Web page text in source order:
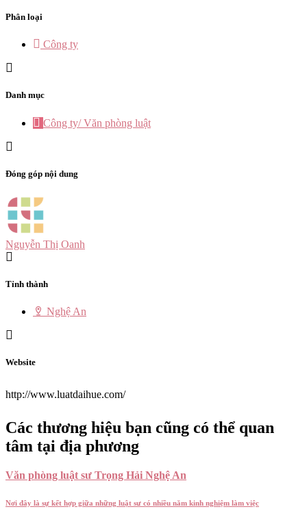
Phân loại
Công ty
Danh mục
Công ty/ Văn phòng luật
Đóng góp nội dung
Nguyễn Thị Oanh
Tỉnh thành
Nghệ An
Website
http://www.luatdaihue.com/
Các thương hiệu bạn cũng có thể quan
tâm tại địa phương
Văn phòng luật sư Trọng Hải Nghệ An
Nơi đây là sự kết hợp giữa những luật sư có nhiều năm kinh nghiệm làm việc